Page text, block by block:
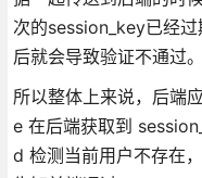
次的session_key已经
后就会导致验证不通过。
所以整体上来说，后端
e 在后端获取到
d 检测当前用户不存在